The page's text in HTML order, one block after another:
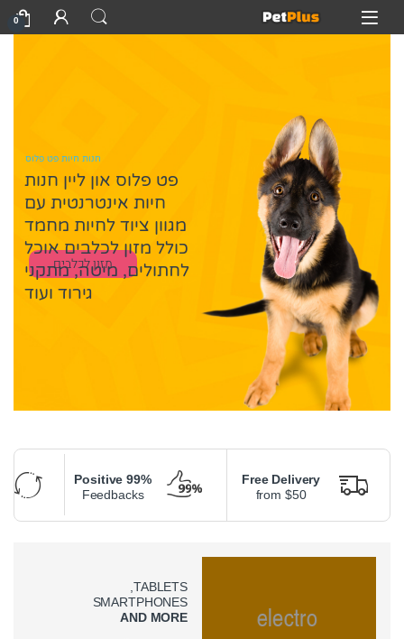
Skip to navigation
Skip to content
Open
0
פט פלוס און ליין חנות
חיות אינטרנטית עם
מגוון ציוד לחיות מחמד
כולל מזון לכלבים אוכל
לחתולים, מיטה, מתקני
גירוד ועוד
מזון לכלבים
חנות חיות פט פלוס
Free Delivery
from $50
99% Positive
Feedbacks
TABLETS,
SMARTPHONES
AND MORE